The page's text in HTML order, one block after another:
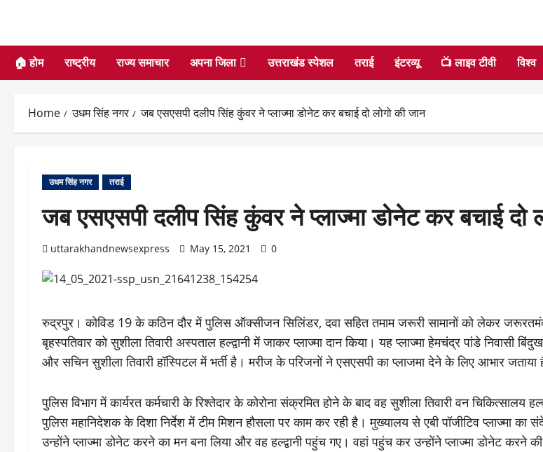
🏠 होम राष्ट्रीय राज्य समाचार अपना जिला उत्तराखंड स्पेशल तराई इंटरव्यू 📺 लाइव टीवी विश्व
Home उधम सिंह नगर जब एसएसपी दलीप सिंह कुंवर ने प्लाज्मा डोनेट कर बचाई दो लोगो की जान
उधम सिंह नगर तराई
जब एसएसपी दलीप सिंह कुंवर ने प्लाज्मा डोनेट कर बचाई दो
uttarakhandnewsexpress May 15, 2021 0
रुद्रपुर। कोविड 19 के कठिन दौर में पुलिस ऑक्सीजन सिलिंडर, दवा सहित तमाम जरूरी सामानों को लेकर
बृहस्पतिवार को सुशीला तिवारी अस्पताल हल्द्वानी में जाकर प्लाज्मा दान किया। यह प्लाज्मा हेमचंद्र पांडे निवासी
और सचिन सुशीला तिवारी हॉस्पिटल में भर्ती है। मरीज के परिजनों ने एसएसपी का प्लाजमा देने के लिए आभार जताया
पुलिस विभाग में कार्यरत कर्मचारी के रिश्तेदार के कोरोना संक्रमित होने के बाद वह सुशीला तिवारी वन
पुलिस महानिदेशक के दिशा निर्देश में टीम मिशन हौसला पर काम कर रही है। मुख्यालय से एबी पॉजीटिव प्लाज्मा
उन्होंने प्लाज्मा डोनेट करने का मन बना लिया और वह हल्द्वानी पहुंच गए। वहां पहुंच कर उन्होंने प्लाज्मा डोनेट करने